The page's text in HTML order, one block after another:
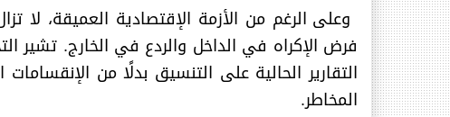
وعلى الرغم من الأزمة الإقتصادية العميقة،
فرض الإكراه في الداخل والردع في الخارج. تشير
التقارير الحالية على التنسيق بدلًا من
المخاطر.